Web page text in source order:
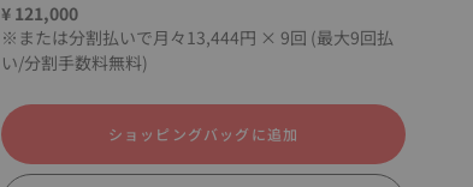
¥ 121,000
※または分割払いで月々13,444円 × 9回 (最大9回払
い/分割手数料無料)
ショッピングバッグに追加